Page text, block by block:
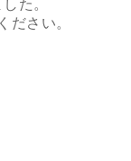
た。
ださい。